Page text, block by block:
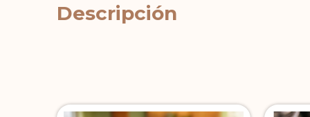
Descripción